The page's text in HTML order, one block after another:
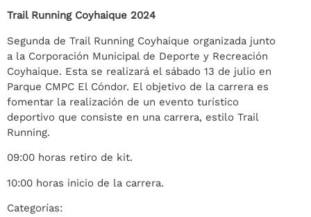
Trail Running Coyhaique 2024
Segunda de Trail Running Coyhaique organizada junto
a la Corporación Municipal de Deporte y Recreación
Coyhaique. Esta se realizará el sábado 13 de julio en
Parque CMPC El Cóndor. El objetivo de la carrera es
fomentar la realización de un evento turístico
deportivo que consiste en una carrera, estilo Trail
Running.
09:00 horas retiro de kit.
10:00 horas inicio de la carrera.
Categorías: